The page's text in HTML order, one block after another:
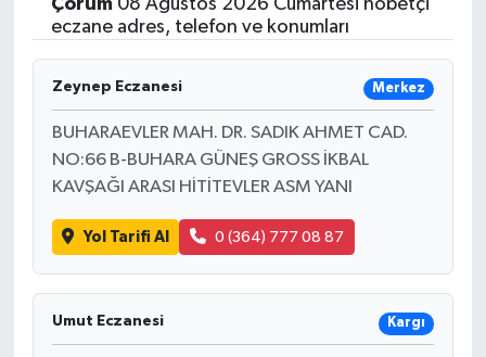
eczane adres, telefon ve konumları
Zeynep Eczanesi Merkez
BUHARAEVLER MAH. DR. SADIK AHMET CAD.
NO:66 B-BUHARA GÜNEŞ GROSS İKBAL
KAVŞAĞI ARASI HİTİTEVLER ASM YANI
Yol Tarifi Al 0 (364) 777 08 87
Umut Eczanesi Kargı